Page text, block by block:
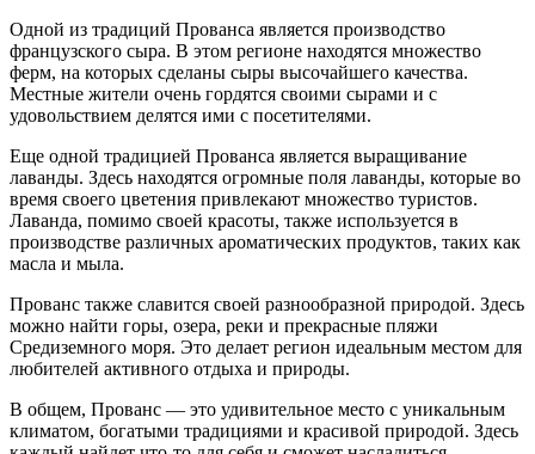
Одной из традиций Прованса является производство
французского сыра. В этом регионе находятся множество
ферм, на которых сделаны сыры высочайшего качества.
Местные жители очень гордятся своими сырами и с
удовольствием делятся ими с посетителями.
Еще одной традицией Прованса является выращивание
лаванды. Здесь находятся огромные поля лаванды, которые во
время своего цветения привлекают множество туристов.
Лаванда, помимо своей красоты, также используется в
производстве различных ароматических продуктов, таких как
масла и мыла.
Прованс также славится своей разнообразной природой. Здесь
можно найти горы, озера, реки и прекрасные пляжи
Средиземного моря. Это делает регион идеальным местом для
любителей активного отдыха и природы.
В общем, Прованс — это удивительное место с уникальным
климатом, богатыми традициями и красивой природой. Здесь